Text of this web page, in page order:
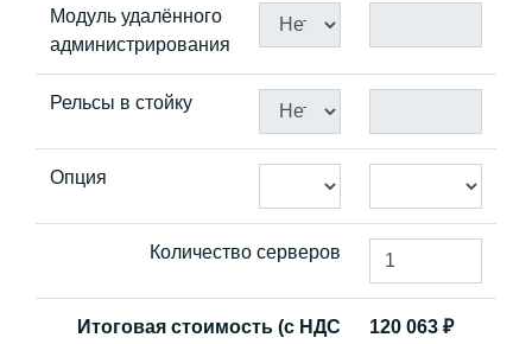
Модуль удалённого
администрирования
Рельсы в стойку
Опция
Количество серверов
Итоговая стоимость (с НДС
120 063 ₽